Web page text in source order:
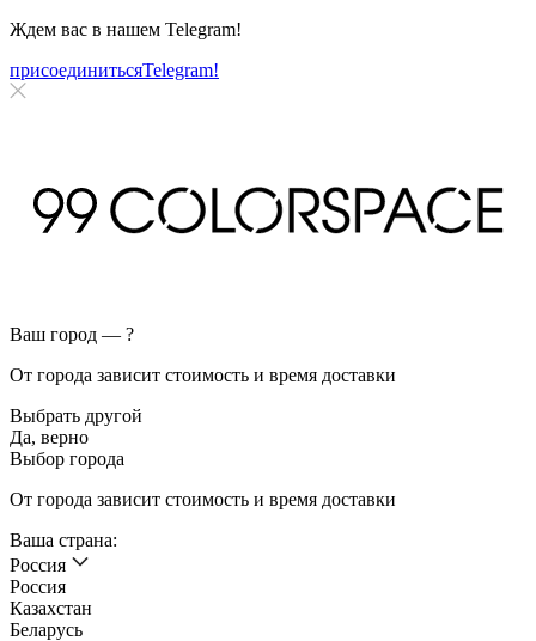
Ждем вас в нашем Telegram!
присоединитьсяTelegram!
Ваш город — ?
От города зависит стоимость и время доставки
Выбрать другой
Да, верно
Выбор города
От города зависит стоимость и время доставки
Ваша страна:
Россия
Россия
Казахстан
Беларусь